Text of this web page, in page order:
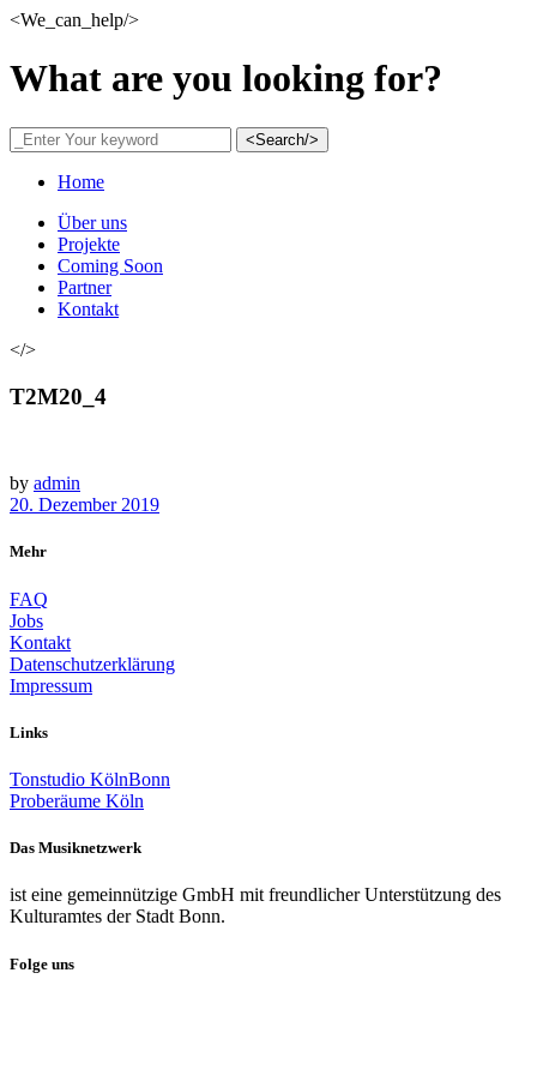
<We_can_help/>
What are you looking for?
<Search/>
Home
Über uns
Projekte
Coming Soon
Partner
Kontakt
</>
T2M20_4
by admin
20. Dezember 2019
Mehr
FAQ
Jobs
Kontakt
Datenschutzerklärung
Impressum
Links
Tonstudio KölnBonn
Proberäume Köln
Das Musiknetzwerk
ist eine gemeinnützige GmbH mit freundlicher Unterstützung des
Kulturamtes der Stadt Bonn.
Folge uns